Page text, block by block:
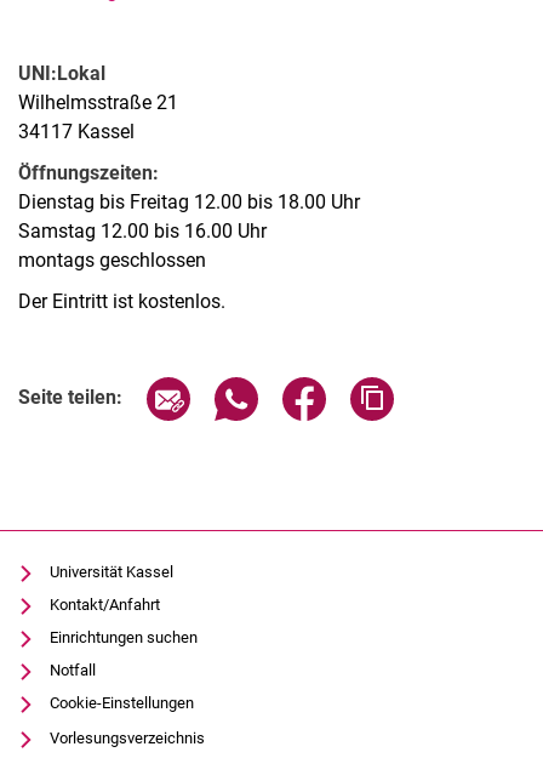
UNI:Lokal
Wilhelmsstraße 21
34117 Kassel
Öffnungszeiten:
Dienstag bis Freitag 12.00 bis 18.00 Uhr
Samstag 12.00 bis 16.00 Uhr
montags geschlossen
Der Eintritt ist kostenlos.
Seite teilen: Seite über E-Mail teilen
Seite über WhatsApp teilen
Seite über Facebook
Universität Kassel
Kontakt/Anfahrt
Einrichtungen suchen
Notfall
Cookie-Einstellungen
Vorlesungsverzeichnis